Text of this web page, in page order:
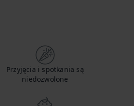
Przyjęcia i spotkania są
niedozwolone